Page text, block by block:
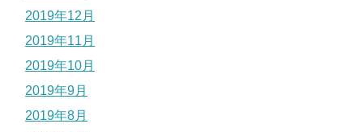
2019年12月
2019年11月
2019年10月
2019年9月
2019年8月